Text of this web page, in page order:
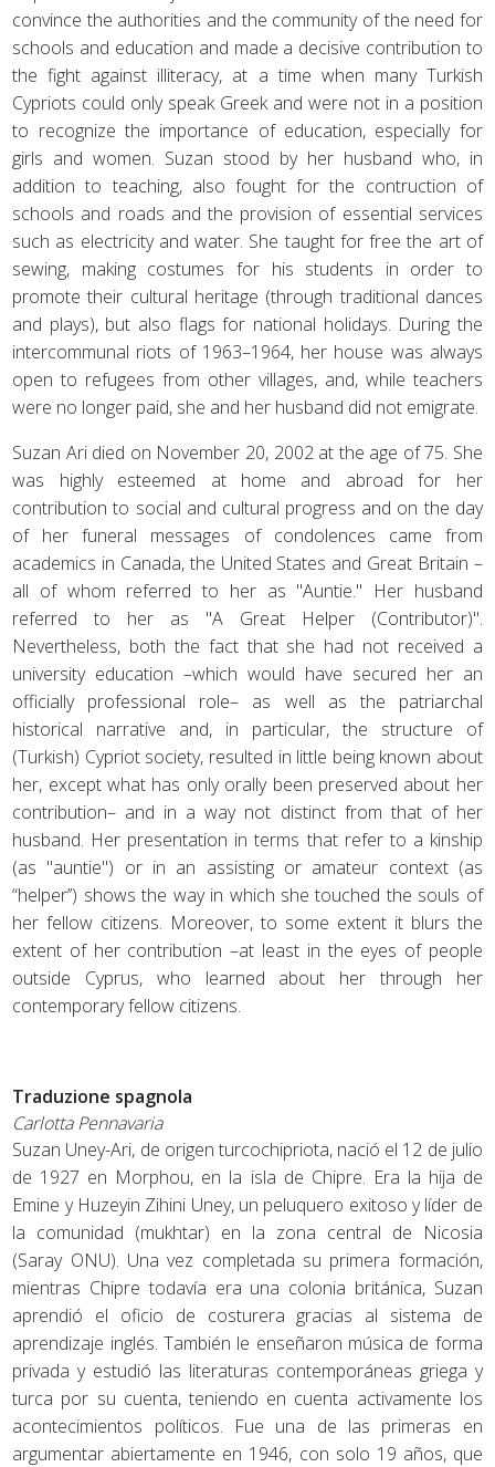
convince the authorities and the community of the need for
schools and education and made a decisive contribution to
the fight against illiteracy, at a time when many Turkish
Cypriots could only speak Greek and were not in a position
to recognize the importance of education, especially for
girls and women. Suzan stood by her husband who, in
addition to teaching, also fought for the contruction of
schools and roads and the provision of essential services
such as electricity and water. She taught for free the art of
sewing, making costumes for his students in order to
promote their cultural heritage (through traditional dances
and plays), but also flags for national holidays. During the
intercommunal riots of 1963–1964, her house was always
open to refugees from other villages, and, while teachers
were no longer paid, she and her husband did not emigrate.
Suzan Ari died on November 20, 2002 at the age of 75. She
was highly esteemed at home and abroad for her
contribution to social and cultural progress and on the day
of her funeral messages of condolences came from
academics in Canada, the United States and Great Britain –
all of whom referred to her as "Auntie." Her husband
referred to her as "A Great Helper (Contributor)".
Nevertheless, both the fact that she had not received a
university education –which would have secured her an
officially professional role– as well as the patriarchal
historical narrative and, in particular, the structure of
(Turkish) Cypriot society, resulted in little being known about
her, except what has only orally been preserved about her
contribution– and in a way not distinct from that of her
husband. Her presentation in terms that refer to a kinship
(as "auntie") or in an assisting or amateur context (as
“helper’’) shows the way in which she touched the souls of
her fellow citizens. Moreover, to some extent it blurs the
extent of her contribution –at least in the eyes of people
outside Cyprus, who learned about her through her
contemporary fellow citizens.
Traduzione spagnola
Carlotta Pennavaria
Suzan Uney-Ari, de origen turcochipriota, nació el 12 de julio
de 1927 en Morphou, en la isla de Chipre. Era la hija de
Emine y Huzeyin Zihini Uney, un peluquero exitoso y líder de
la comunidad (mukhtar) en la zona central de Nicosia
(Saray ONU). Una vez completada su primera formación,
mientras Chipre todavía era una colonia británica, Suzan
aprendió el oficio de costurera gracias al sistema de
aprendizaje inglés. También le enseñaron música de forma
privada y estudió las literaturas contemporáneas griega y
turca por su cuenta, teniendo en cuenta activamente los
acontecimientos políticos. Fue una de las primeras en
argumentar abiertamente en 1946, con solo 19 años, que